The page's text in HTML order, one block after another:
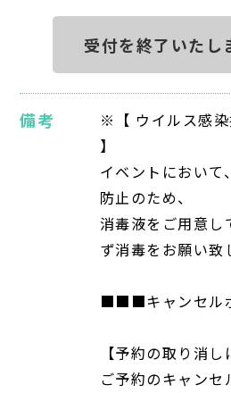
受付を終了いたし
備考
※【 ウイルス感
】
イベントにおいて
防止のため、
消毒液をご用意し
ず消毒をお願い致
■■■キャンセル
【予約の取り消し
ご予約のキャン